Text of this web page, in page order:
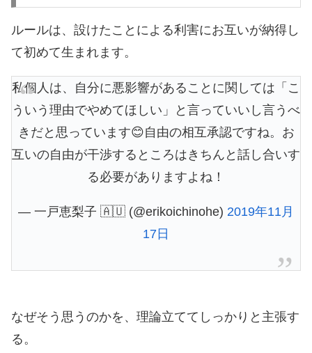
ルールは、設けたことによる利害にお互いが納得し
て初めて生まれます。
私個人は、自分に悪影響があることに関しては「こ
ういう理由でやめてほしい」と言っていいし言うべ
きだと思っています😊自由の相互承認ですね。お
互いの自由が干渉するところはきちんと話し合いす
る必要がありますよね！
— 一戸恵梨子 🇦🇺 (@erikoichinohe) 2019年11月
17日
なぜそう思うのかを、理論立ててしっかりと主張す
る。